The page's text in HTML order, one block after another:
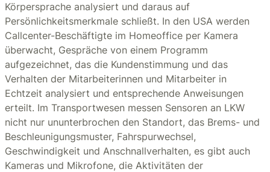
Körpersprache analysiert und daraus auf
Persönlichkeitsmerkmale schließt. In den USA werden
Callcenter-Beschäftigte im Homeoffice per Kamera
überwacht, Gespräche von einem Programm
aufgezeichnet, das die Kundenstimmung und das
Verhalten der Mitarbeiterinnen und Mitarbeiter in
Echtzeit analysiert und entsprechende Anweisungen
erteilt. Im Transportwesen messen Sensoren an LKW
nicht nur ununterbrochen den Standort, das Brems- und
Beschleunigungsmuster, Fahrspurwechsel,
Geschwindigkeit und Anschnallverhalten, es gibt auch
Kameras und Mikrofone, die Aktivitäten der